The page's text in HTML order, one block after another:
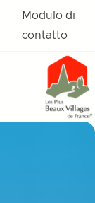
Modulo di
contatto